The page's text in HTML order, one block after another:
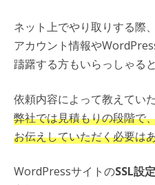
ネット上でやり取りする際
アカウント情報や
躊躇する方もいらっしゃる
依頼内容によって教えてい
弊社では見積もりの段階で
お伝えしていただく必要は
WordPressサイトのSSL設定